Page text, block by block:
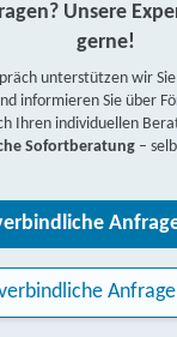
Unsere
gerne!
unterstützen wir
informieren Sie über
Ihren individuellen
Sofortberatung –